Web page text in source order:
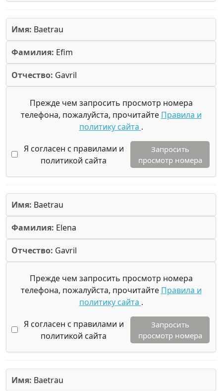
Имя: Baetrau
Фамилия: Efim
Отчество: Gavril
Прежде чем запросить просмотр номера
телефона, пожалуйста, прочитайте Правила и
политику сайта .
Я согласен с правилами и
политикой сайта
Запросить
просмотр номера
Имя: Baetrau
Фамилия: Elena
Отчество: Gavril
Прежде чем запросить просмотр номера
телефона, пожалуйста, прочитайте Правила и
политику сайта .
Я согласен с правилами и
политикой сайта
Запросить
просмотр номера
Имя: Baetrau